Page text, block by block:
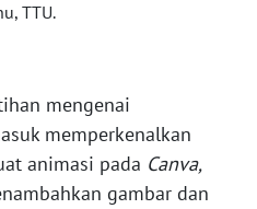
TTU.
mengenai
memperkenalkan
animasi pada Canva,
gambar dan